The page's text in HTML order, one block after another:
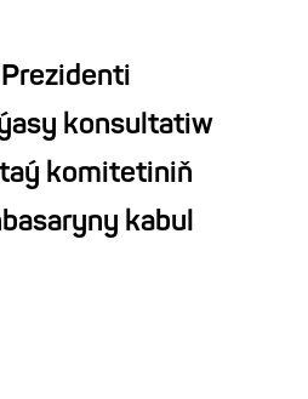
konsultatiw
komitetiniň
kabul